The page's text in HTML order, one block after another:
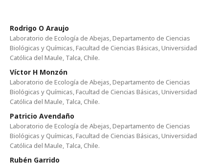
Rodrigo O Araujo
Laboratorio de Ecología de Abejas, Departamento de Ciencias
Biológicas y Químicas, Facultad de Ciencias Básicas, Universidad
Católica del Maule, Talca, Chile.
Víctor H Monzón
Laboratorio de Ecología de Abejas, Departamento de Ciencias
Biológicas y Químicas, Facultad de Ciencias Básicas, Universidad
Católica del Maule, Talca, Chile.
Patricio Avendaño
Laboratorio de Ecología de Abejas, Departamento de Ciencias
Biológicas y Químicas, Facultad de Ciencias Básicas, Universidad
Católica del Maule, Talca, Chile.
Rubén Garrido